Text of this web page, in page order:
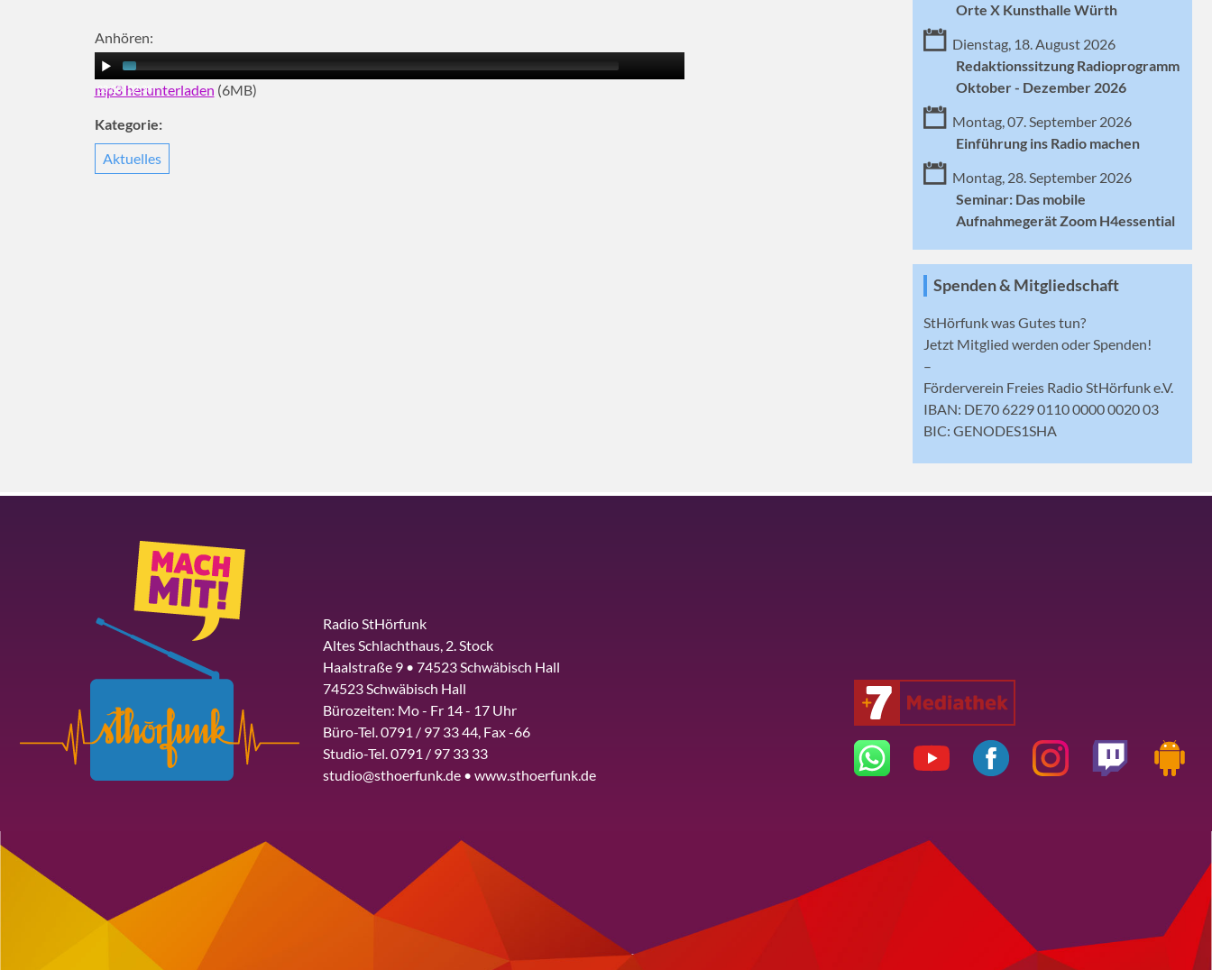
Anhören:
00:00 02:38
mp3 herunterladen (6MB)
Kategorie:
Aktuelles
Orte X Kunsthalle Würth
Dienstag, 18. August 2026
Redaktionssitzung Radioprogramm
Oktober - Dezember 2026
Montag, 07. September 2026
Einführung ins Radio machen
Montag, 28. September 2026
Seminar: Das mobile
Aufnahmegerät Zoom H4essential
Spenden & Mitgliedschaft
StHörfunk was Gutes tun?
Jetzt Mitglied werden oder Spenden!
–
Förderverein Freies Radio StHörfunk e.V.
IBAN: DE70 6229 0110 0000 0020 03
BIC: GENODES1SHA
Radio StHörfunk
Altes Schlachthaus, 2. Stock
Haalstraße 9 • 74523 Schwäbisch Hall
74523 Schwäbisch Hall
Bürozeiten: Mo - Fr 14 - 17 Uhr
Büro-Tel. 0791 / 97 33 44, Fax -66
Studio-Tel. 0791 / 97 33 33
studio@sthoerfunk.de • www.sthoerfunk.de